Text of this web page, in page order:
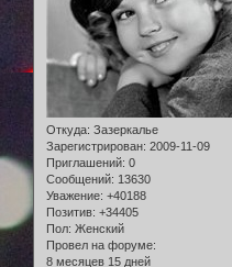
Откуда: Зазеркалье
Зарегистрирован: 2009-11-09
Приглашений: 0
Сообщений: 13630
Уважение: +40188
Позитив: +34405
Пол: Женский
Провел на форуме:
8 месяцев 15 дней